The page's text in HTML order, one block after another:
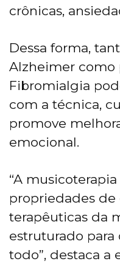
crônicas,
Dessa forma,
Alzheimer como
Fibromialgia
com a técnica,
promove
emocional.
“A
propriedades de
terapêuticas da
estruturado para
todo”, destaca a